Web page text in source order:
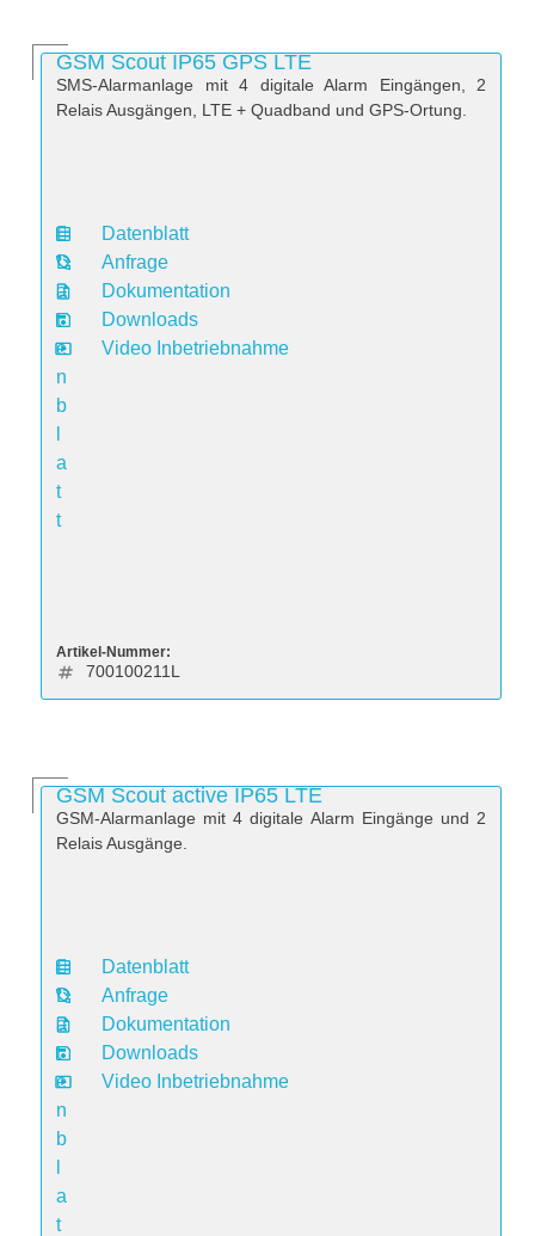
GSM Scout IP65 GPS LTE
SMS-Alarmanlage mit 4 digitale Alarm Eingängen, 2
Relais Ausgängen, LTE + Quadband und GPS-Ortung.
D
a
t
e
n
b
a
t
t
Datenblatt
Anfrage
Dokumentation
Downloads
Video Inbetriebnahme
Artikel-Nummer:
700100211L
GSM Scout active IP65 LTE
GSM-Alarmanlage mit 4 digitale Alarm Eingänge und 2
Relais Ausgänge.
D
a
t
e
n
b
a
t
Datenblatt
Anfrage
Dokumentation
Downloads
Video Inbetriebnahme